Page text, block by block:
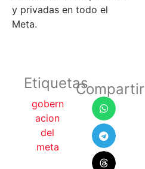
y privadas en todo el
Meta.
Etiquetas
gobern
acion
del
meta
Compartir